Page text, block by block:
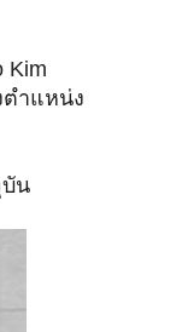
Kim
ตำแหน่ง
บัน